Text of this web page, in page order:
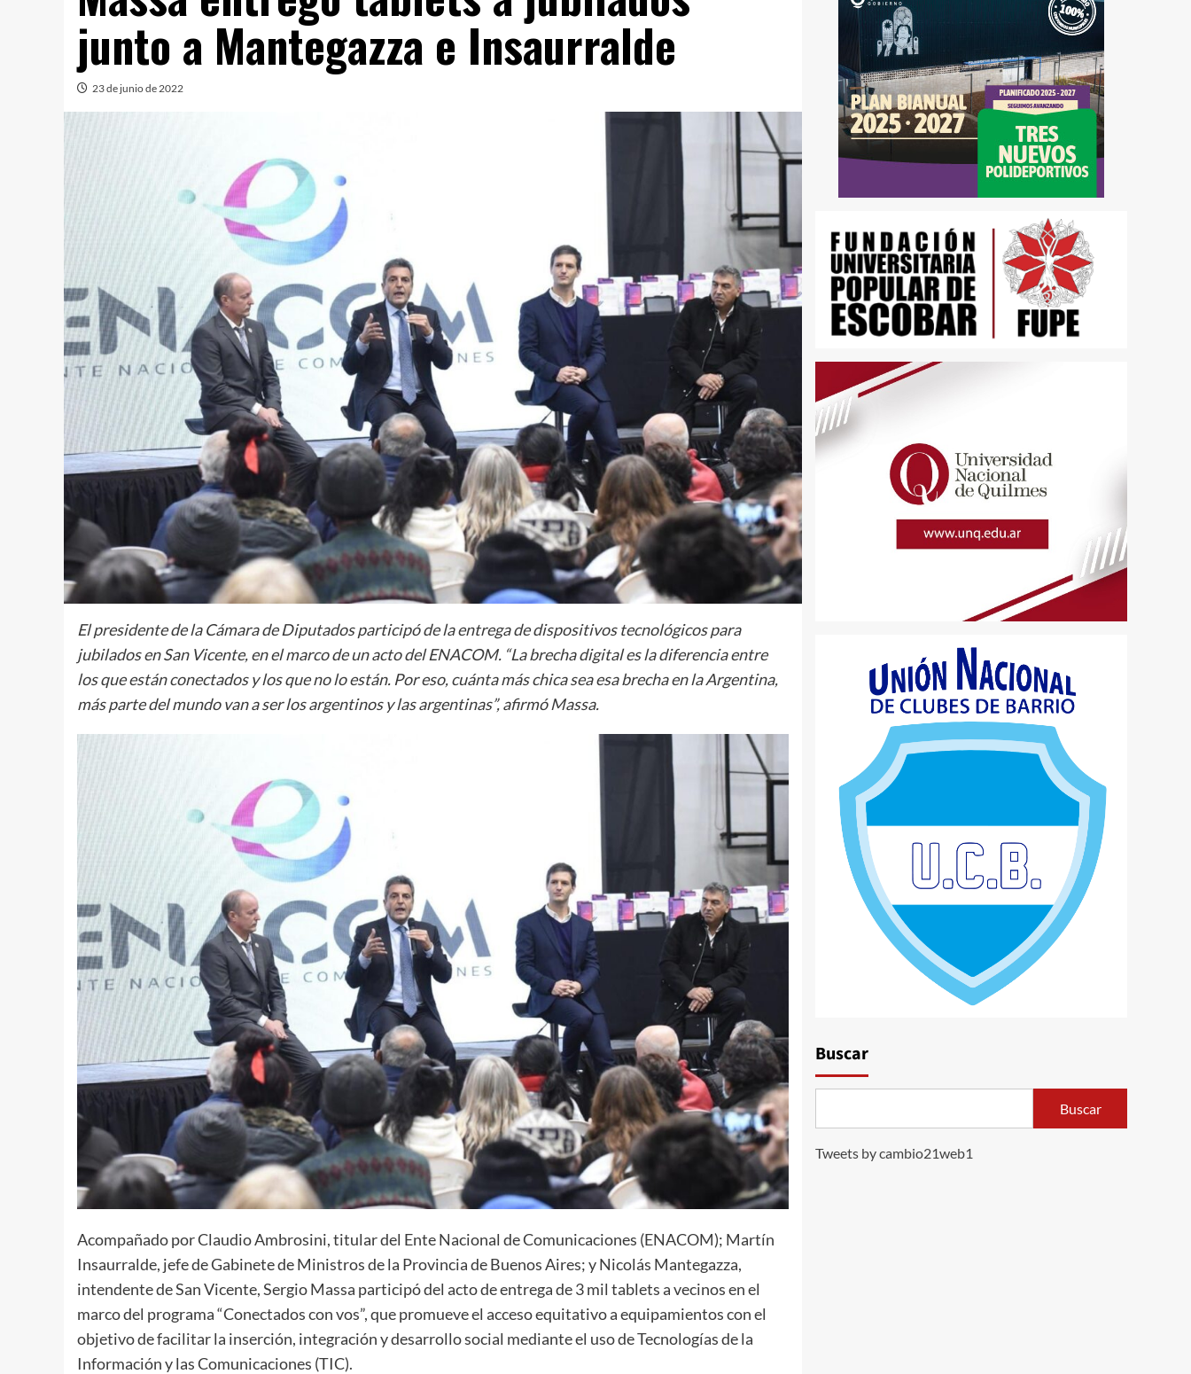
junto a Mantegazza e Insaurralde
23 de junio de 2022
El presidente de la Cámara de Diputados participó de la entrega de dispositivos tecnológicos para
jubilados en San Vicente, en el marco de un acto del ENACOM. “La brecha digital es la diferencia entre
los que están conectados y los que no lo están. Por eso, cuánta más chica sea esa brecha en la Argentina,
más parte del mundo van a ser los argentinos y las argentinas”, afirmó Massa.
Acompañado por Claudio Ambrosini, titular del Ente Nacional de Comunicaciones (ENACOM); Martín
Insaurralde, jefe de Gabinete de Ministros de la Provincia de Buenos Aires; y Nicolás Mantegazza,
intendente de San Vicente, Sergio Massa participó del acto de entrega de 3 mil tablets a vecinos en el
marco del programa “Conectados con vos”, que promueve el acceso equitativo a equipamientos con el
objetivo de facilitar la inserción, integración y desarrollo social mediante el uso de Tecnologías de la
Información y las Comunicaciones (TIC).
Buscar
Buscar
Tweets by cambio21web1